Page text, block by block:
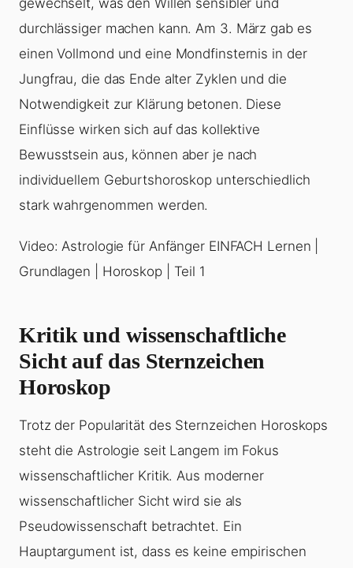
durchlässiger machen kann. Am 3. März gab es
einen Vollmond und eine Mondfinsternis in der
Jungfrau, die das Ende alter Zyklen und die
Notwendigkeit zur Klärung betonen. Diese
Einflüsse wirken sich auf das kollektive
Bewusstsein aus, können aber je nach
individuellem Geburtshoroskop unterschiedlich
stark wahrgenommen werden.
Video: Astrologie für Anfänger EINFACH Lernen |
Grundlagen | Horoskop | Teil 1
Kritik und wissenschaftliche
Sicht auf das Sternzeichen
Horoskop
Trotz der Popularität des Sternzeichen Horoskops
steht die Astrologie seit Langem im Fokus
wissenschaftlicher Kritik. Aus moderner
wissenschaftlicher Sicht wird sie als
Pseudowissenschaft betrachtet. Ein
Hauptargument ist, dass es keine empirischen